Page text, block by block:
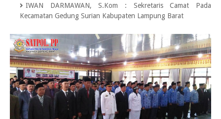
IWAN DARMAWAN, S.Kom
:
Sekretaris Camat Pada
Kecamatan Gedung Surian Kabupaten Lampung Barat